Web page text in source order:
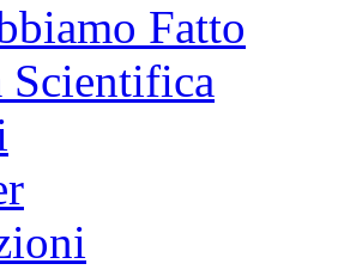
Fatto